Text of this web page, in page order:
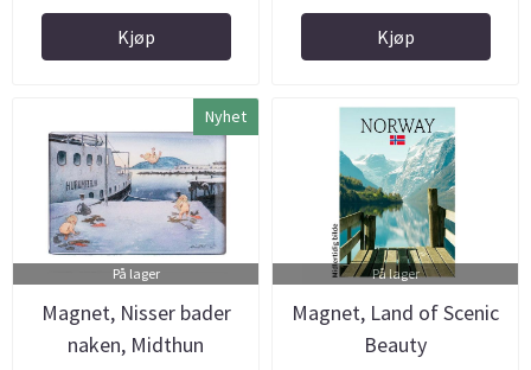
Kjøp Kjøp
Nyhet
På lager
Magnet, Nisser bader
naken, Midthun
På lager
Magnet, Land of Scenic
Beauty